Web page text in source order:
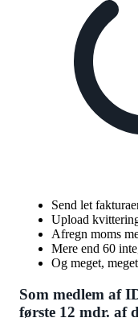
Send let
Upload
Afregn moms
Mere end 60
Og meget,
Som medlem af
første 12 mdr. af